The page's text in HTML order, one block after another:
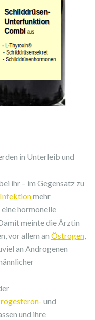
in Unterleib und
ihr – im Gegensatz zu
mehr
hormonelle
meinte die Ärztin
vor allem an Östrogen,
an Androgenen
und
und ihre